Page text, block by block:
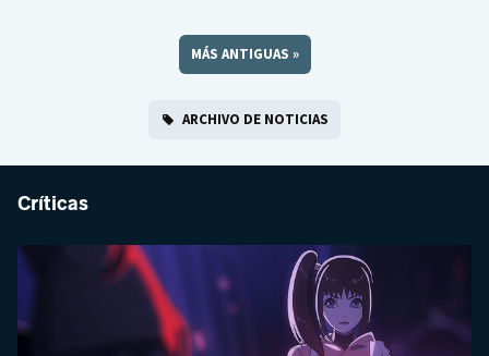
MÁS ANTIGUAS »
ARCHIVO DE NOTICIAS
Críticas